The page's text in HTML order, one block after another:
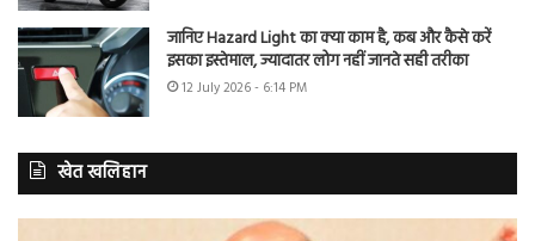
जानिए Hazard Light का क्या काम है, कब और कैसे करें
इसका इस्तेमाल, ज्यादातर लोग नहीं जानते सही तरीका
12 July 2026 - 6:14 PM
खेत खलिहान